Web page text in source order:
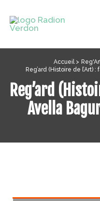
contenu
Accueil
Reg’ard (Histoire de l’Art)
Reg’ard
Avella